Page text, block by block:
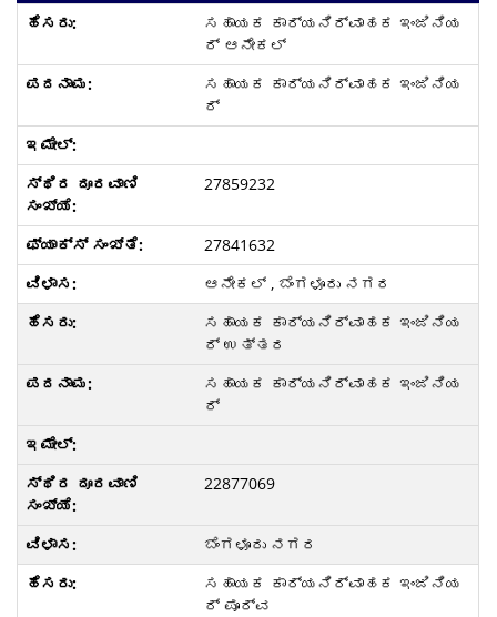
ಸಹಾಯಕ ಕಾರ್ಯನಿರ್ವಾಹಕ ಇಂಜಿನಿಯ
ರ್ ಆನೇಕಲ್
ಸಹಾಯಕ ಕಾರ್ಯನಿರ್ವಾಹಕ ಇಂಜಿನಿಯ
ರ್
27859232
27841632
ಆನೇಕಲ್ , ಬೆಂಗಳೂರು ನಗರ
ಸಹಾಯಕ ಕಾರ್ಯನಿರ್ವಾಹಕ ಇಂಜಿನಿಯ
ರ್ ಉತ್ತರ
ಸಹಾಯಕ ಕಾರ್ಯನಿರ್ವಾಹಕ ಇಂಜಿನಿಯ
ರ್
22877069
ಬೆಂಗಳೂರು ನಗರ
ಸಹಾಯಕ ಕಾರ್ಯನಿರ್ವಾಹಕ ಇಂಜಿನಿಯ
ರ್ ಪೂರ್ವ